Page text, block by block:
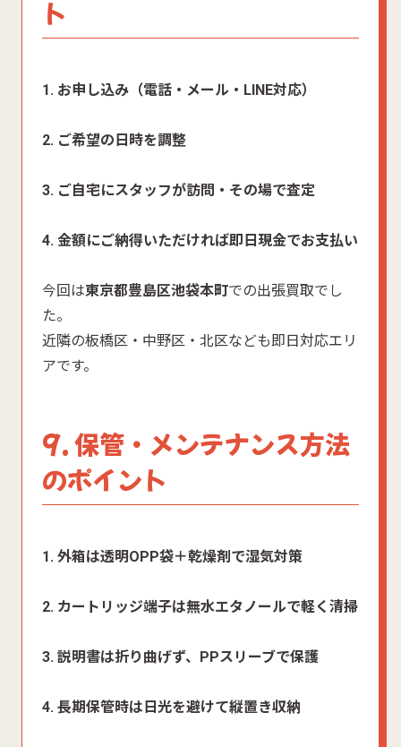
ト
1. お申し込み（電話・メール・LINE対応）
2. ご希望の日時を調整
3. ご自宅にスタッフが訪問・その場で査定
4. 金額にご納得いただければ即日現金でお支払い
今回は東京都豊島区池袋本町での出張買取でし
た。
近隣の板橋区・中野区・北区なども即日対応エリ
アです。
9. 保管・メンテナンス方法
のポイント
1. 外箱は透明OPP袋＋乾燥剤で湿気対策
2. カートリッジ端子は無水エタノールで軽く清掃
3. 説明書は折り曲げず、PPスリーブで保護
4. 長期保管時は日光を避けて縦置き収納